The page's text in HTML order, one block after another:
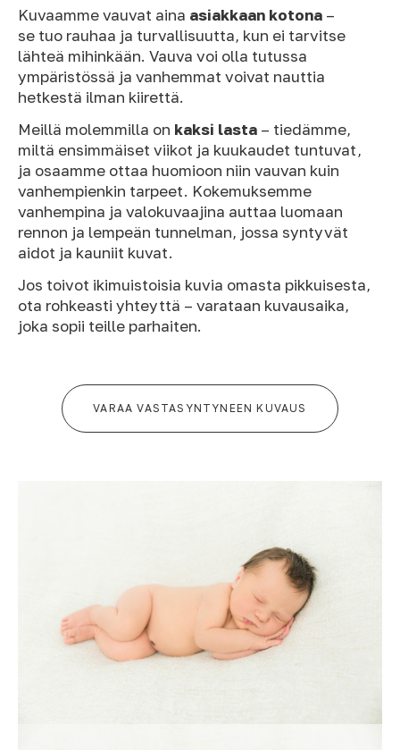
Kuvaamme vauvat aina asiakkaan kotona –
se tuo rauhaa ja turvallisuutta, kun ei tarvitse
lähteä mihinkään. Vauva voi olla tutussa
ympäristössä ja vanhemmat voivat nauttia
hetkestä ilman kiirettä.
Meillä molemmilla on kaksi lasta – tiedämme,
miltä ensimmäiset viikot ja kuukaudet tuntuvat,
ja osaamme ottaa huomioon niin vauvan kuin
vanhempienkin tarpeet. Kokemuksemme
vanhempina ja valokuvaajina auttaa luomaan
rennon ja lempeän tunnelman, jossa syntyvät
aidot ja kauniit kuvat.
Jos toivot ikimuistoisia kuvia omasta pikkuisesta,
ota rohkeasti yhteyttä – varataan kuvausaika,
joka sopii teille parhaiten.
VARAA VASTASYNTYNEEN KUVAUS